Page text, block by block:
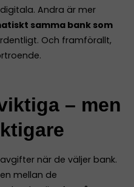
Andra är mer
samma bank som
Och framförallt,
– men
när de väljer bank.
mellan de